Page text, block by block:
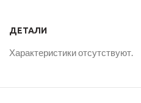
ДЕТАЛИ
Характеристики отсутствуют.